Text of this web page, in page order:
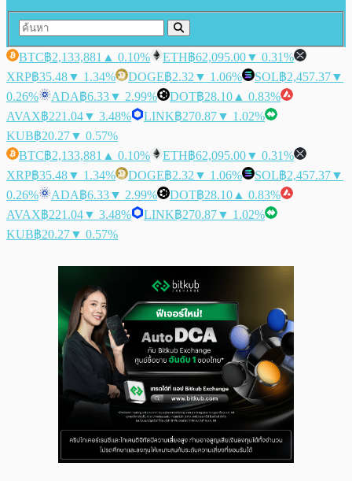
BTC฿2,133,881 ▲ 0.10% ETH฿62,095.00▼ 0.31%
XRP฿35.48▼ 1.34% DOGE฿2.32 ▼ 1.06% SOL฿2,457.37▼
0.26%
ADA฿6.33▼ 2.99% DOT฿28.10 ▲ 0.83%
AVAX฿221.04▼ 3.48% LINK฿270.87▼ 1.02%
KUB฿20.27▼ 0.57%
BTC฿2,133,881 ▲ 0.10% ETH฿62,095.00▼ 0.31%
XRP฿35.48▼ 1.34% DOGE฿2.32 ▼ 1.06% SOL฿2,457.37▼
0.26%
ADA฿6.33▼ 2.99% DOT฿28.10 ▲ 0.83%
AVAX฿221.04▼ 3.48% LINK฿270.87▼ 1.02%
KUB฿20.27▼ 0.57%